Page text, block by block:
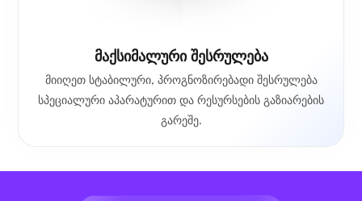
მაქსიმალური შესრულება
მიიღეთ სტაბილური, პროგნოზირებადი შესრულება
სპეციალური აპარატურით და რესურსების გაზიარების
გარეშე.